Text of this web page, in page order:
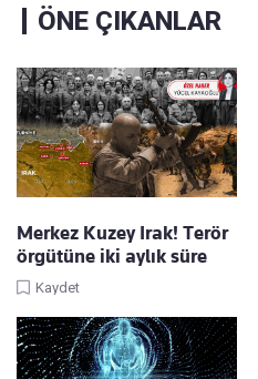
ÖNE ÇIKANLAR
Merkez Kuzey Irak! Terör
örgütüne iki aylık süre
Kaydet